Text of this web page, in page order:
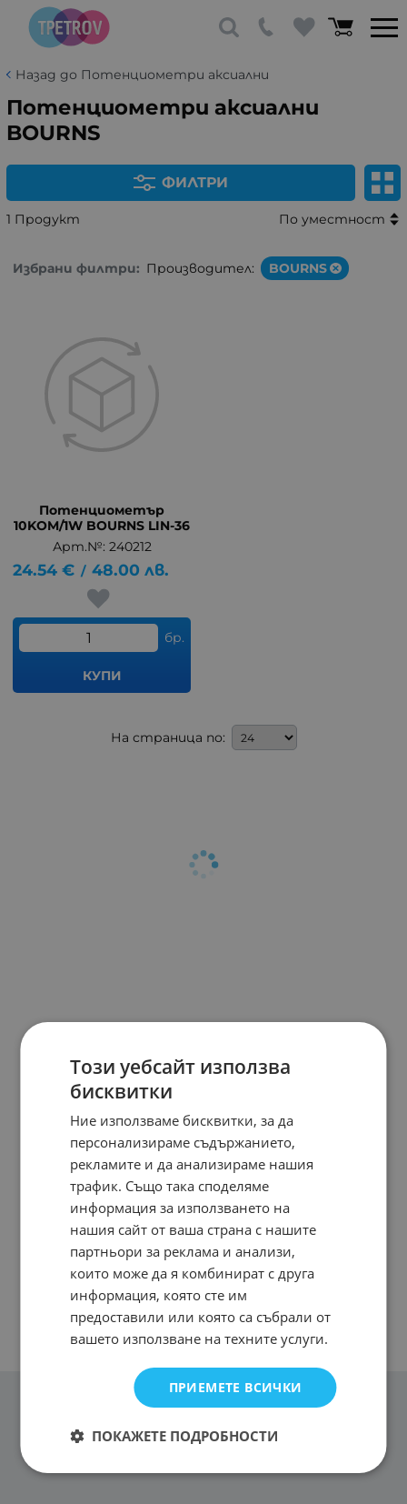
Назад до Потенциометри аксиални
Потенциометри аксиални
BOURNS
ФИЛТРИ
1 Продукт По уместност
Избрани филтри: Производител: BOURNS
Потенциометър
10KOM/1W BOURNS LIN-36
Арт.№: 240212
24.54 € / 48.00 лв.
бр.
КУПИ
На страница по:
Този уебсайт използва
бисквитки
Ние използваме бисквитки, за да
персонализираме съдържанието,
рекламите и да анализираме нашия
трафик. Също така споделяме
информация за използването на
нашия сайт от ваша страна с нашите
партньори за реклама и анализи,
които може да я комбинират с друга
информация, която сте им
предоставили или която са събрали от
вашето използване на техните услуги.
ПРИЕМЕТЕ ВСИЧКИ
ПОКАЖЕТЕ ПОДРОБНОСТИ